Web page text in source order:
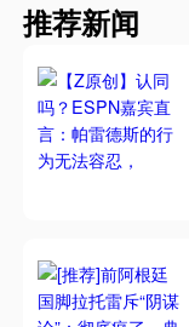
推荐新闻